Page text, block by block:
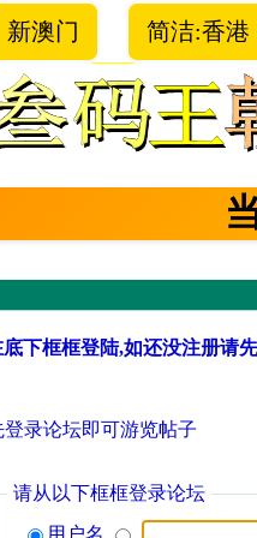
新澳门 简洁:香港
下框框登陆,如还没注册请
录论坛即可游览帖子
请从以下框框登录论坛
用户名